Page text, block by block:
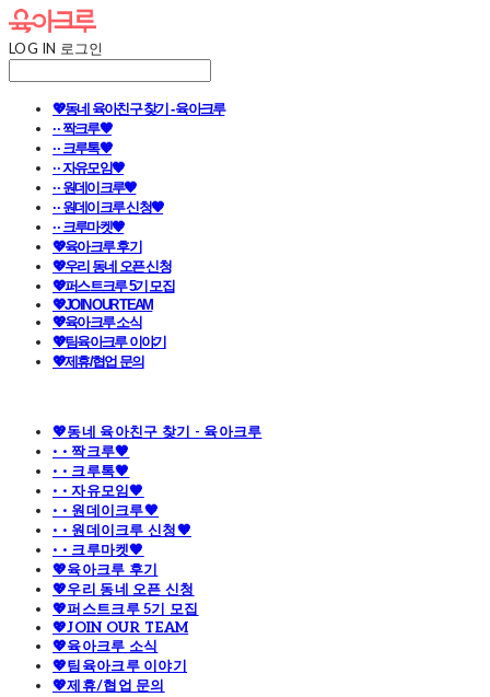
LOG IN 로그인
💖동네 육아친구 찾기 - 육아크루
· · 짝크루🧡
· · 크루톡🧡
· · 자유모임🧡
· · 원데이크루🧡
· · 원데이크루 신청🧡
· · 크루마켓🧡
💖육아크루 후기
💖우리 동네 오픈 신청
💖퍼스트크루 5기 모집
💖JOIN OUR TEAM
💖육아크루 소식
💖팀육아크루 이야기
💖제휴/협업 문의
💖동네 육아친구 찾기 - 육아크루
· · 짝크루🧡
· · 크루톡🧡
· · 자유모임🧡
· · 원데이크루🧡
· · 원데이크루 신청🧡
· · 크루마켓🧡
💖육아크루 후기
💖우리 동네 오픈 신청
💖퍼스트크루 5기 모집
💖JOIN OUR TEAM
💖육아크루 소식
💖팀육아크루 이야기
💖제휴/협업 문의